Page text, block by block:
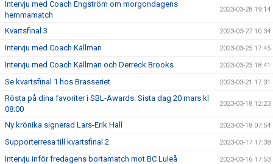
Intervju med Coach Engström om morgondagens
hemmamatch
2023-03-28 19:14
Kvartsfinal 3 2023-03-27 10:34
Intervju med Coach Källman 2023-03-25 17:45
Intervju med Coach Källman och Derreck Brooks 2023-03-23 18:41
Se kvartsfinal 1 hos Brasseriet 2023-03-21 17:31
Rösta på dina favoriter i SBL-Awards. Sista dag 20 mars kl
08:00
2023-03-18 12:23
Ny krönika signerad Lars-Erik Hall 2023-03-18 07:54
Supporterresa till kvartsfinal 2 2023-03-17 17:38
Intervju inför fredagens bortamatch mot BC Luleå 2023-03-16 17:53